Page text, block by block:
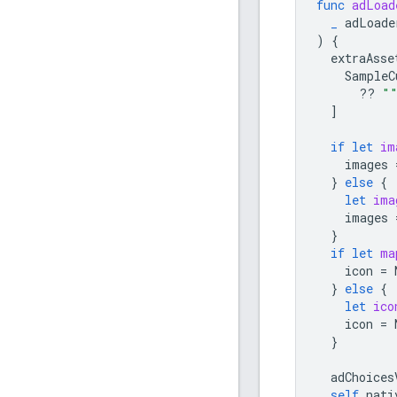
func
)
{
?? ""
]
if let
images
} else {
let
images
}
if let
icon =
} else {
let
icon =
}